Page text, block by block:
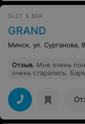
SLOT & BAR
GRAND
Минск, ул. Сурганова,
Отзыв. Мне очень
очень старались.
коктельная карта
девушек всегда